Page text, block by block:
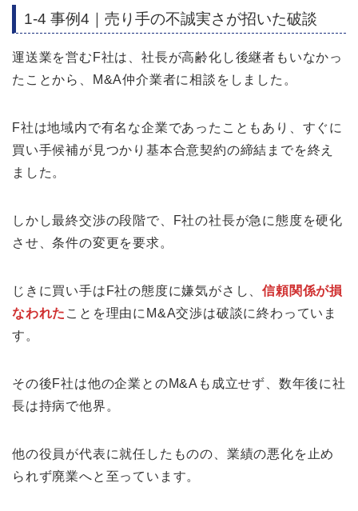
1-4 事例4｜売り手の不誠実さが招いた破談
運送業を営むF社は、社長が高齢化し後継者もいなかっ
たことから、M&A仲介業者に相談をしました。
F社は地域内で有名な企業であったこともあり、すぐに
買い手候補が見つかり基本合意契約の締結までを終え
ました。
しかし最終交渉の段階で、F社の社長が急に態度を硬化
させ、条件の変更を要求。
じきに買い手はF社の態度に嫌気がさし、信頼関係が損
なわれた ことを理由にM&A交渉は破談に終わっていま
す。
その後F社は他の企業とのM&Aも成立せず、数年後に社
長は持病で他界。
他の役員が代表に就任したものの、業績の悪化を止め
られず廃業へと至っています。